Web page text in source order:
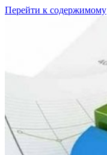
Перейти к содержимому